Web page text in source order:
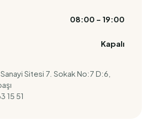
08:00 – 19:00
Kapalı
Sitesi 7. Sokak No:7 D:6,
15 51